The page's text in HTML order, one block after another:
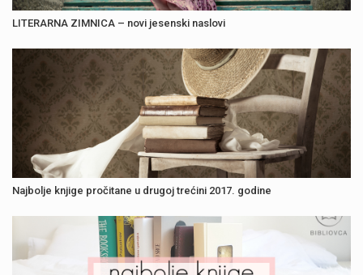
LITERARNA ZIMNICA – novi jesenski naslovi
Najbolje knjige pročitane u drugoj trećini 2017. godine